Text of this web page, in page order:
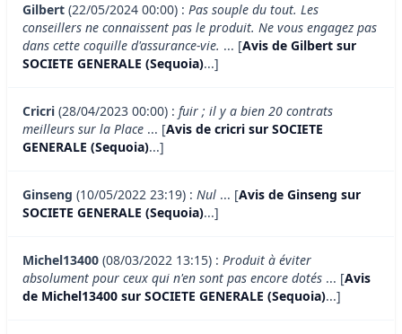
Gilbert (22/05/2024 00:00) : Pas souple du tout. Les
conseillers ne connaissent pas le produit. Ne vous engagez pas
dans cette coquille d'assurance-vie. ... [Avis de Gilbert sur
SOCIETE GENERALE (Sequoia)...]
Cricri (28/04/2023 00:00) : fuir ; il y a bien 20 contrats
meilleurs sur la Place ... [Avis de cricri sur SOCIETE
GENERALE (Sequoia)...]
Ginseng (10/05/2022 23:19) : Nul ... [Avis de Ginseng sur
SOCIETE GENERALE (Sequoia)...]
Michel13400 (08/03/2022 13:15) : Produit à éviter
absolument pour ceux qui n'en sont pas encore dotés ... [Avis
de Michel13400 sur SOCIETE GENERALE (Sequoia)...]